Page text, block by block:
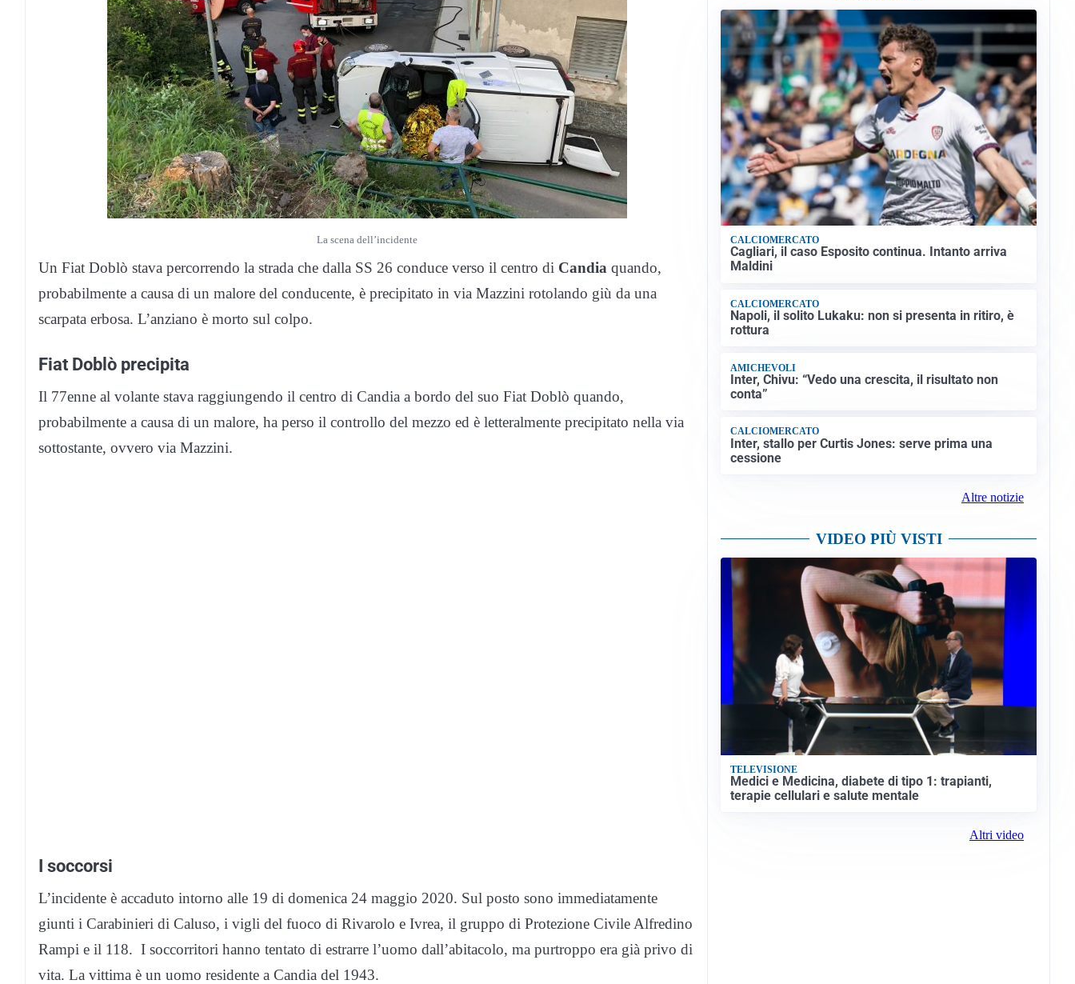
La scena dell’incidente
Un Fiat Doblò stava percorrendo la strada che dalla SS 26 conduce verso il centro di Candia quando,
probabilmente a causa di un malore del conducente, è precipitato in via Mazzini rotolando giù da una
scarpata erbosa. L’anziano è morto sul colpo.
Fiat Doblò precipita
Il 77enne al volante stava raggiungendo il centro di Candia a bordo del suo Fiat Doblò quando,
probabilmente a causa di un malore, ha perso il controllo del mezzo ed è letteralmente precipitato nella via
sottostante, ovvero via Mazzini.
I soccorsi
L’incidente è accaduto intorno alle 19 di domenica 24 maggio 2020. Sul posto sono immediatamente
giunti i Carabinieri di Caluso, i vigli del fuoco di Rivarolo e Ivrea, il gruppo di Protezione Civile Alfredino
Rampi e il 118. I soccorritori hanno tentato di estrarre l’uomo dall’abitacolo, ma purtroppo era già privo di
vita. La vittima è un uomo residente a Candia del 1943.
CALCIOMERCATO
Cagliari, il caso Esposito continua. Intanto arriva
Maldini
CALCIOMERCATO
Napoli, il solito Lukaku: non si presenta in ritiro, è
rottura
AMICHEVOLI
Inter, Chivu: “Vedo una crescita, il risultato non
conta”
CALCIOMERCATO
Inter, stallo per Curtis Jones: serve prima una
cessione
Altre notizie
VIDEO PIÙ VISTI
TELEVISIONE
Medici e Medicina, diabete di tipo 1: trapianti,
terapie cellulari e salute mentale
Altri video